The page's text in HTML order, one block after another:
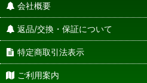
会社概要
返品/交換・保証について
特定商取引法表示
ご利用案内